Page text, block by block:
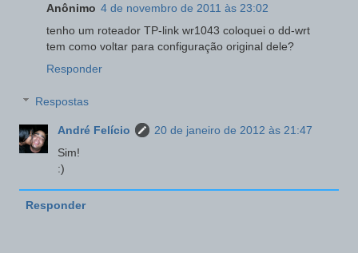
Anônimo 4 de novembro de 2011 às 23:02
tenho um roteador TP-link wr1043 coloquei o dd-wrt
tem como voltar para configuração original dele?
Responder
Respostas
André Felício
20 de janeiro de 2012 às 21:47
Sim!
:)
Responder